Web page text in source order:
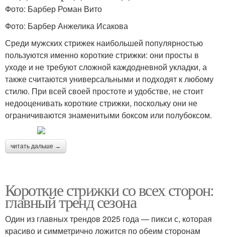
Фото: Барбер Роман Вито
Фото: Барбер Анжелика Исакова
Среди мужских стрижек наибольшей популярностью
пользуются именно короткие стрижки: они просты в
уходе и не требуют сложной каждодневной укладки, а
также считаются универсальными и подходят к любому
стилю. При всей своей простоте и удобстве, не стоит
недооценивать короткие стрижки, поскольку они не
ограничиваются знаменитыми боксом или полубоксом.
читать дальше →
Короткие стрижки со всех сторон:
главный тренд сезона
Один из главных трендов 2025 года — пикси с, которая
красиво и симметрично ложится по обеим сторонам